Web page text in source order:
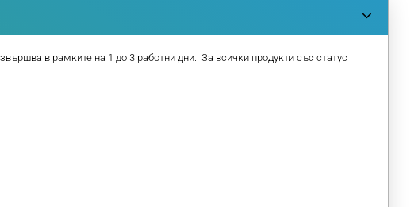
в рамките на 1 до 3 работни дни. За всички продукти със статус